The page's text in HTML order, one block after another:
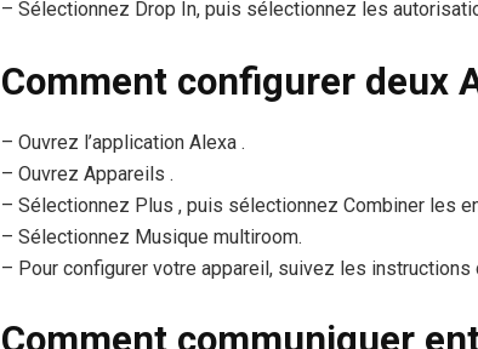
– Sélectionnez Drop In, puis sélectionnez les
Comment configurer deux
– Ouvrez l’application Alexa .
– Ouvrez Appareils .
– Sélectionnez Plus , puis sélectionnez Combiner les
– Sélectionnez Musique multiroom.
– Pour configurer votre appareil, suivez les instructions